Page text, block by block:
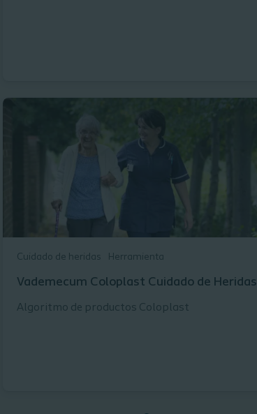
Cuidado de heridas Herramienta
Vademecum Coloplast Cuidado de Heridas​
Algoritmo de productos Coloplast